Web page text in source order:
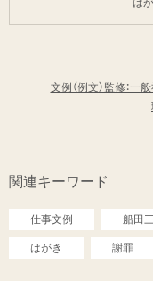
文例（例文）監修：
関連キーワード
仕事文例 船田
はがき 謝罪